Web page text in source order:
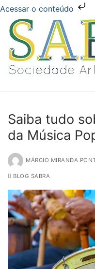
Acessar o conteúdo
Pular
para
conteúdo
Saiba tudo
da Música
MÁRCIO MIRANDA
BLOG SABRA